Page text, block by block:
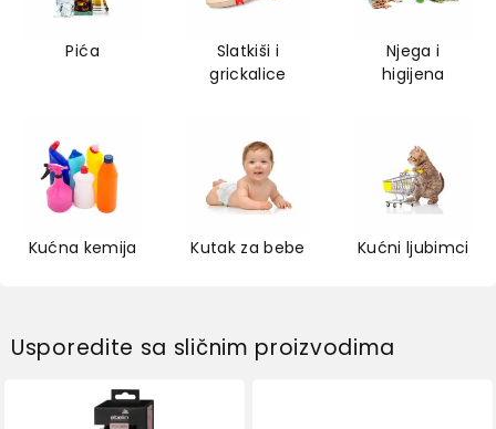
Pića
Slatkiši i
grickalice
Njega i
higijena
Kućna kemija Kutak za bebe Kućni ljubimci
Usporedite sa sličnim proizvodima